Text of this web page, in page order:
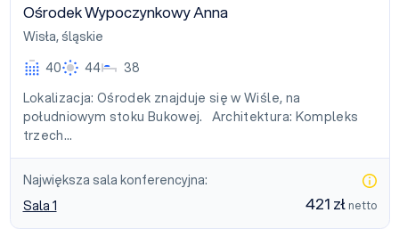
Ośrodek Wypoczynkowy Anna
Wisła, śląskie
40
44
38
Lokalizacja: Ośrodek znajduje się w Wiśle, na
południowym stoku Bukowej. Architektura: Kompleks
trzech…
Największa sala konferencyjna:
Sala 1
421 zł netto